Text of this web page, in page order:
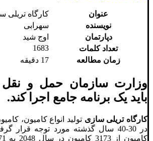
عنوان
کارگاه تریلی
نویسنده
سهرابی
دپارتمان
اوج شید
تعداد کلمات
1683
زمان مطالعه
17 دقیقه
وزارت سازمان حمل و
باید یک برنامه جامع اجرا کند.
کارگاه تریلی سازی تولید انواع کامیون،
در 30-40 سال گذشته مورد توجه قرار